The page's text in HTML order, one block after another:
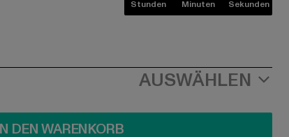
Stunden Minuten Sekunden
AUSWÄHLEN
DEN WARENKORB